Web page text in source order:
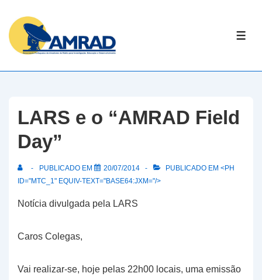
Skip
Content
LARS e o “AMRAD Field
Day”
PUBLICADO EM 20/07/2014
PUBLICADO EM <PH
ID="MTC_1" EQUIV-TEXT="BASE64:JXM="/>
Notícia divulgada pela LARS
Caros Colegas,
Vai realizar-se, hoje pelas 22h00 locais, uma emissão